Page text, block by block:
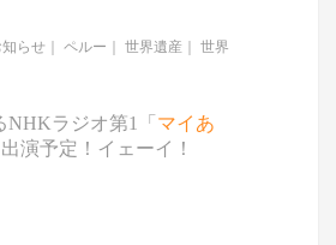
知らせ ペルー 世界遺産
世界
NHKラジオ第1「 マイあ
演予定！イェーイ！